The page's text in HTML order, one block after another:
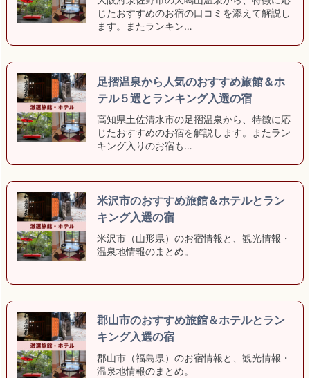
じたおすすめのお宿の口コミを添えて解説し
ます。またランキン…
足摺温泉から人気のおすすめ旅館＆ホ
テル５選とランキング入選の宿
高知県土佐清水市の足摺温泉から、特徴に応
じたおすすめのお宿を解説します。またラン
キング入りのお宿も…
米沢市のおすすめ旅館＆ホテルとラン
キング入選の宿
米沢市（山形県）のお宿情報と、観光情報・
温泉地情報のまとめ。
郡山市のおすすめ旅館＆ホテルとラン
キング入選の宿
郡山市（福島県）のお宿情報と、観光情報・
温泉地情報のまとめ。